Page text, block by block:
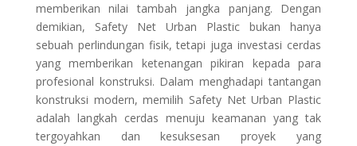
memberikan nilai tambah jangka panjang. Dengan
demikian, Safety Net Urban Plastic bukan hanya
sebuah perlindungan fisik, tetapi juga investasi cerdas
yang memberikan ketenangan pikiran kepada para
profesional konstruksi. Dalam menghadapi tantangan
konstruksi modern, memilih Safety Net Urban Plastic
adalah langkah cerdas menuju keamanan yang tak
tergoyahkan dan kesuksesan proyek yang